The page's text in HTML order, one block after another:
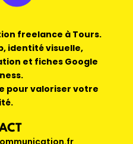
freelance à Tours.
identité visuelle,
et fiches Google
pour valoriser votre